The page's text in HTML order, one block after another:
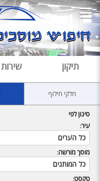
תיקון שירות
חלקי חילוף
סינון לפי
עיר:
כל הערים
מוסך מורשה:
כל המותגים
טקסט: